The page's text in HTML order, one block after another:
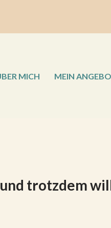
MICH MEIN
trotzdem